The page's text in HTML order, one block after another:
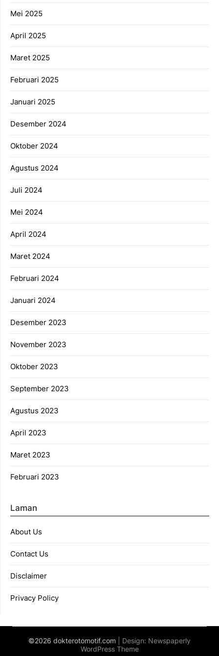
Mei 2025
April 2025
Maret 2025
Februari 2025
Januari 2025
Desember 2024
Oktober 2024
Agustus 2024
Juli 2024
Mei 2024
April 2024
Maret 2024
Februari 2024
Januari 2024
Desember 2023
November 2023
Oktober 2023
September 2023
Agustus 2023
April 2023
Maret 2023
Februari 2023
Laman
About Us
Contact Us
Disclaimer
Privacy Policy
©2026 dokterotomotif.com | Design: Newspaperly
WordPress Theme